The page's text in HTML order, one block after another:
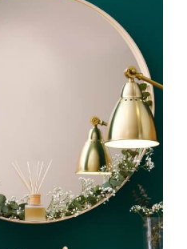
accompagnons
et internationaux,
et patrimoniale
étape de la
la discrétion, la
le passé, le présent